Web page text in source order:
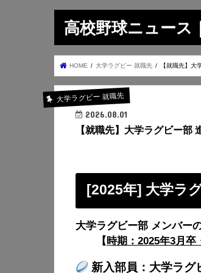
高校野球ニュース
HOME 大学ラグビー 就職先 【就職先】大
大学ラグビー 就職先
2026.08.01
【就職先】大学ラグビー部
[2025年] 大学ラ
大学ラグビー部 メンバー
【時期：2025年3月卒
新入部員：大学ラグ